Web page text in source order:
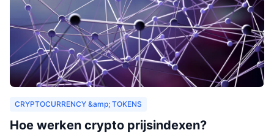
CRYPTOCURRENCY &amp; TOKENS
Hoe werken crypto prijsindexen?